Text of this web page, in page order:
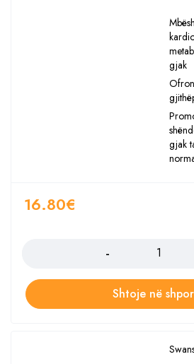
gjak
gjak
16.80€
Shtoje në